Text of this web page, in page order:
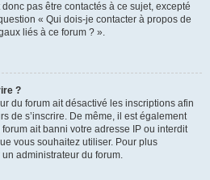
pas être contactés à ce sujet, excepté
« Qui dois-je contacter à propos de
liés à ce forum ? ».
?
du forum ait désactivé les inscriptions afin
de s’inscrire. De même, il est également
ait banni votre adresse IP ou interdit
vous souhaitez utiliser. Pour plus
administrateur du forum.